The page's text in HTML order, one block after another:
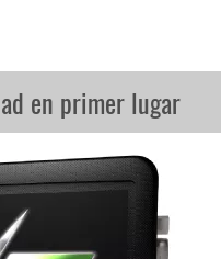
en primer lugar